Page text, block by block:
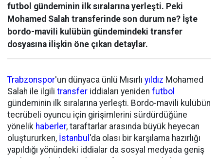
futbol gündeminin ilk sıralarına yerleşti. Peki
Mohamed Salah transferinde son durum ne? İşte
bordo-mavili kulübün gündemindeki transfer
dosyasına ilişkin öne çıkan detaylar.
Trabzonspor'un dünyaca ünlü Mısırlı yıldız Mohamed
Salah ile ilgili transfer iddiaları yeniden futbol
gündeminin ilk sıralarına yerleşti. Bordo-mavili kulübün
tecrübeli oyuncu için girişimlerini sürdürdüğüne
yönelik haberler, taraftarlar arasında büyük heyecan
oluştururken, İstanbul 'da olası bir karşılama hazırlığı
yapıldığı yönündeki iddialar da sosyal medyada geniş